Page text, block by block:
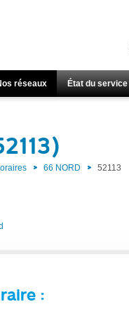
réseaux État du service
66 NORD 52113
: